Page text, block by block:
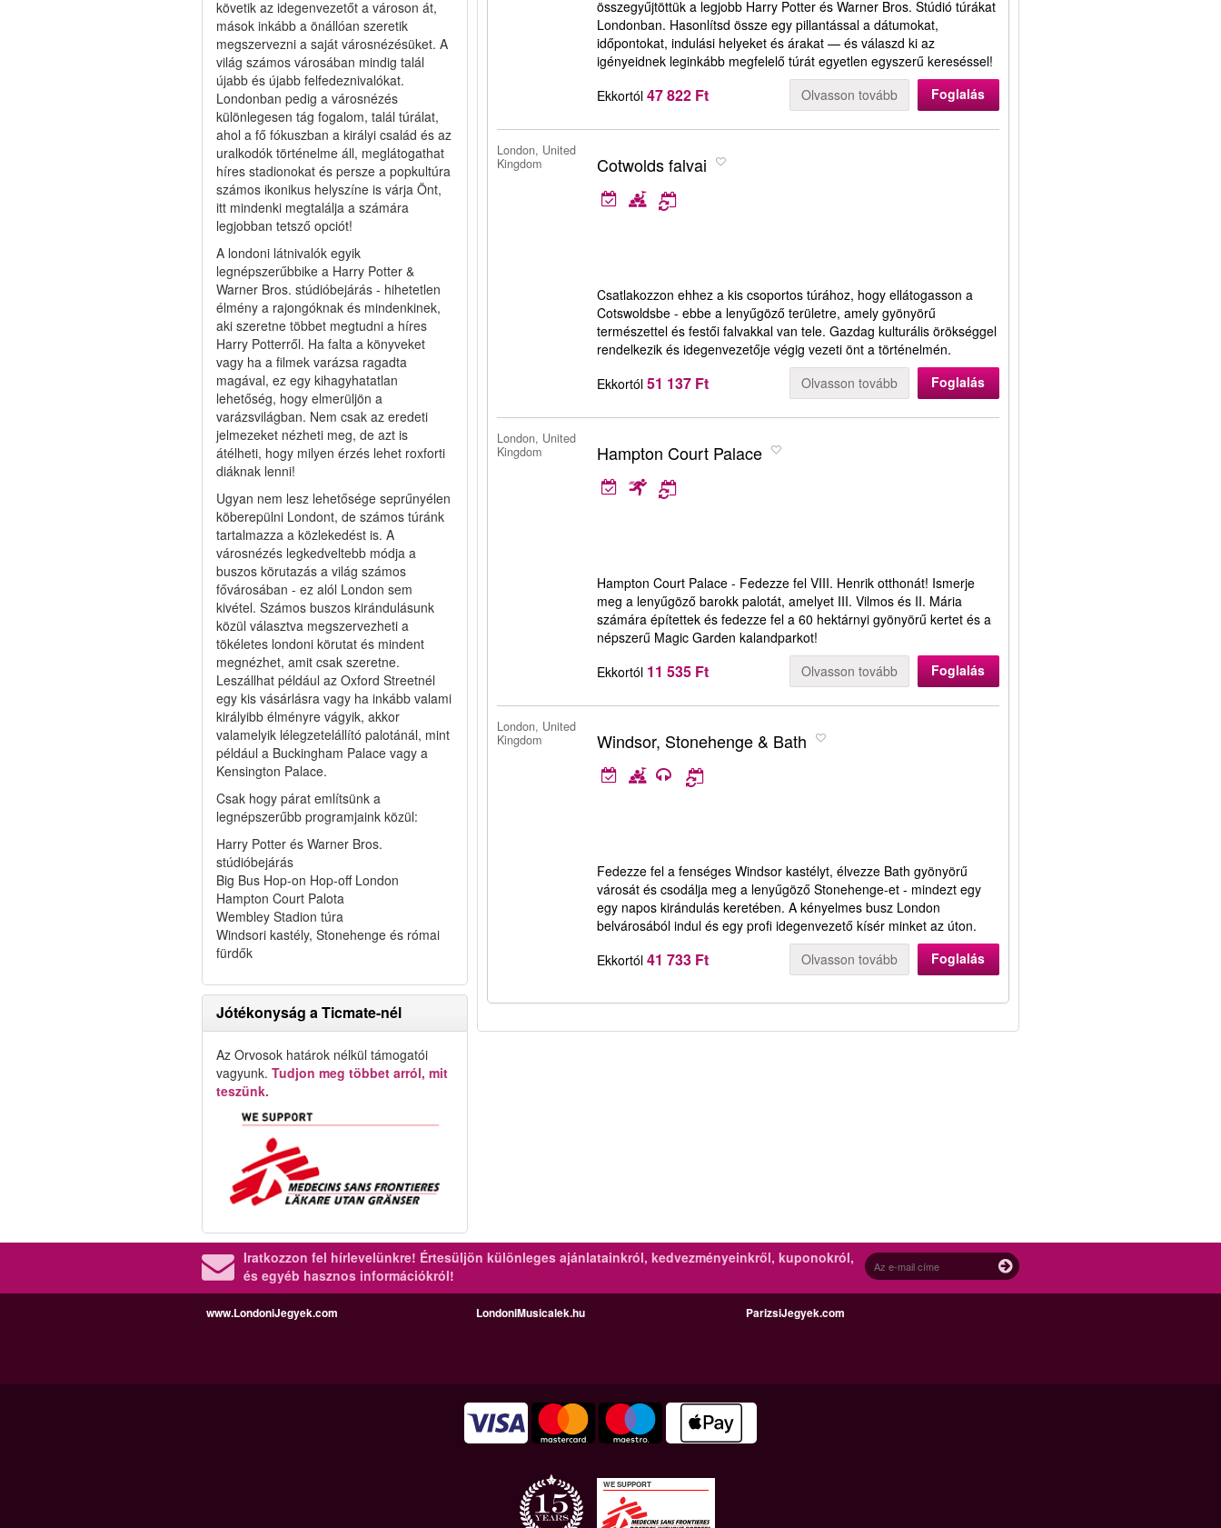
követik az idegenvezetőt a városon át,
mások inkább a önállóan szeretik
megszervezni a saját városnézésüket. A
világ számos városában mindig talál
újabb és újabb felfedeznivalókat.
Londonban pedig a városnézés
különlegesen tág fogalom, talál túrálat,
ahol a fő fókuszban a királyi család és az
uralkodók történelme áll, meglátogathat
híres stadionokat és persze a popkultúra
számos ikonikus helyszíne is várja Önt,
itt mindenki megtalálja a számára
legjobban tetsző opciót!
A londoni látnivalók egyik
legnépszerűbbike a Harry Potter &
Warner Bros. stúdióbejárás - hihetetlen
élmény a rajongóknak és mindenkinek,
aki szeretne többet megtudni a híres
Harry Potterről. Ha falta a könyveket
vagy ha a filmek varázsa ragadta
magával, ez egy kihagyhatatlan
lehetőség, hogy elmerüljön a
varázsvilágban. Nem csak az eredeti
jelmezeket nézheti meg, de azt is
átélheti, hogy milyen érzés lehet roxforti
diáknak lenni!
Ugyan nem lesz lehetősége seprűnyélen
köberepülni Londont, de számos túránk
tartalmazza a közlekedést is. A
városnézés legkedveltebb módja a
buszos körutazás a világ számos
fővárosában - ez alól London sem
kivétel. Számos buszos kirándulásunk
közül választva megszervezheti a
tökéletes londoni körutat és mindent
megnézhet, amit csak szeretne.
Leszállhat például az Oxford Streetnél
egy kis vásárlásra vagy ha inkább valami
királyibb élményre vágyik, akkor
valamelyik lélegzetelállító palotánál, mint
például a Buckingham Palace vagy a
Kensington Palace.
Csak hogy párat említsünk a
legnépszerűbb programjaink közül:
Harry Potter és Warner Bros.
stúdióbejárás
Big Bus Hop-on Hop-off London
Hampton Court Palota
Wembley Stadion túra
Windsori kastély, Stonehenge és római
fürdők
Jótékonyság a Ticmate-nél
Az Orvosok határok nélkül támogatói
vagyunk. Tudjon meg többet arról, mit
teszünk.
összegyűjtöttük a legjobb Harry Potter és Warner Bros. Stúdió túrákat
Londonban. Hasonlítsd össze egy pillantással a dátumokat,
időpontokat, indulási helyeket és árakat — és válaszd ki az
igényeidnek leginkább megfelelő túrát egyetlen egyszerű kereséssel!
Ekkortól 47 822 Ft Olvasson tovább Foglalás
London, United
Kingdom
Cotwolds falvai
Csatlakozzon ehhez a kis csoportos túrához, hogy ellátogasson a
Cotswoldsbe - ebbe a lenyűgöző területre, amely gyönyörű
természettel és festői falvakkal van tele. Gazdag kulturális örökséggel
rendelkezik és idegenvezetője végig vezeti önt a történelmén.
Ekkortól 51 137 Ft Olvasson tovább Foglalás
London, United
Kingdom
Hampton Court Palace
Hampton Court Palace - Fedezze fel VIII. Henrik otthonát! Ismerje
meg a lenyűgöző barokk palotát, amelyet III. Vilmos és II. Mária
számára építettek és fedezze fel a 60 hektárnyi gyönyörű kertet és a
népszerű Magic Garden kalandparkot!
Ekkortól 11 535 Ft Olvasson tovább Foglalás
London, United
Kingdom
Windsor, Stonehenge & Bath
Fedezze fel a fenséges Windsor kastélyt, élvezze Bath gyönyörű
városát és csodálja meg a lenyűgöző Stonehenge-et - mindezt egy
egy napos kirándulás keretében. A kényelmes busz London
belvárosából indul és egy profi idegenvezető kísér minket az úton.
Ekkortól 41 733 Ft Olvasson tovább Foglalás
Iratkozzon fel hírlevelünkre! Értesüljön különleges ajánlatainkról, kedvezményeinkről, kuponokról,
és egyéb hasznos információkról!
www.LondoniJegyek.com LondoniMusicalek.hu ParizsiJegyek.com
WE SUPPORT